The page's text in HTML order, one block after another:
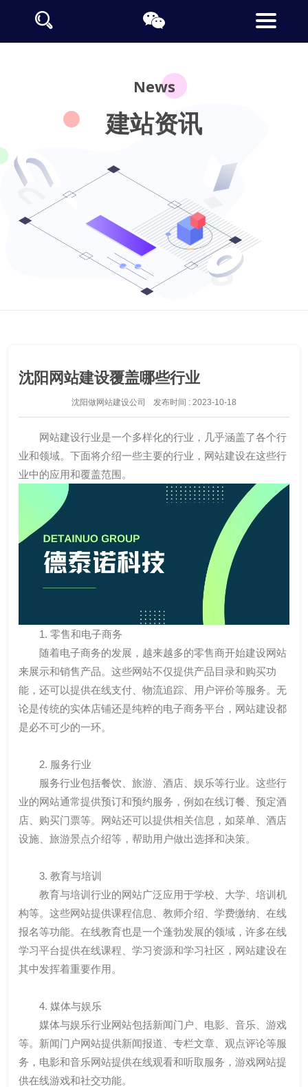
News
建站资讯
沈阳网站建设覆盖哪些行业
沈阳做网站建设公司 发布时间 : 2023-10-18
网站建设行业是一个多样化的行业，几乎涵盖了各个行
业和领域。下面将介绍一些主要的行业，网站建设在这些行
业中的应用和覆盖范围。
1. 零售和电子商务
随着电子商务的发展，越来越多的零售商开始建设网站
来展示和销售产品。这些网站不仅提供产品目录和购买功
能，还可以提供在线支付、物流追踪、用户评价等服务。无
论是传统的实体店铺还是纯粹的电子商务平台，网站建设都
是必不可少的一环。
2. 服务行业
服务行业包括餐饮、旅游、酒店、娱乐等行业。这些行
业的网站通常提供预订和预约服务，例如在线订餐、预定酒
店、购买门票等。网站还可以提供相关信息，如菜单、酒店
设施、旅游景点介绍等，帮助用户做出选择和决策。
3. 教育与培训
教育与培训行业的网站广泛应用于学校、大学、培训机
构等。这些网站提供课程信息、教师介绍、学费缴纳、在线
报名等功能。在线教育也是一个蓬勃发展的领域，许多在线
学习平台提供在线课程、学习资源和学习社区，网站建设在
其中发挥着重要作用。
4. 媒体与娱乐
媒体与娱乐行业网站包括新闻门户、电影、音乐、游戏
等。新闻门户网站提供新闻报道、专栏文章、观点评论等服
务，电影和音乐网站提供在线观看和听取服务，游戏网站提
供在线游戏和社交功能。